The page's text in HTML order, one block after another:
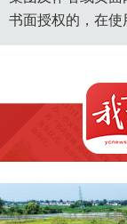
书面授权的，在使